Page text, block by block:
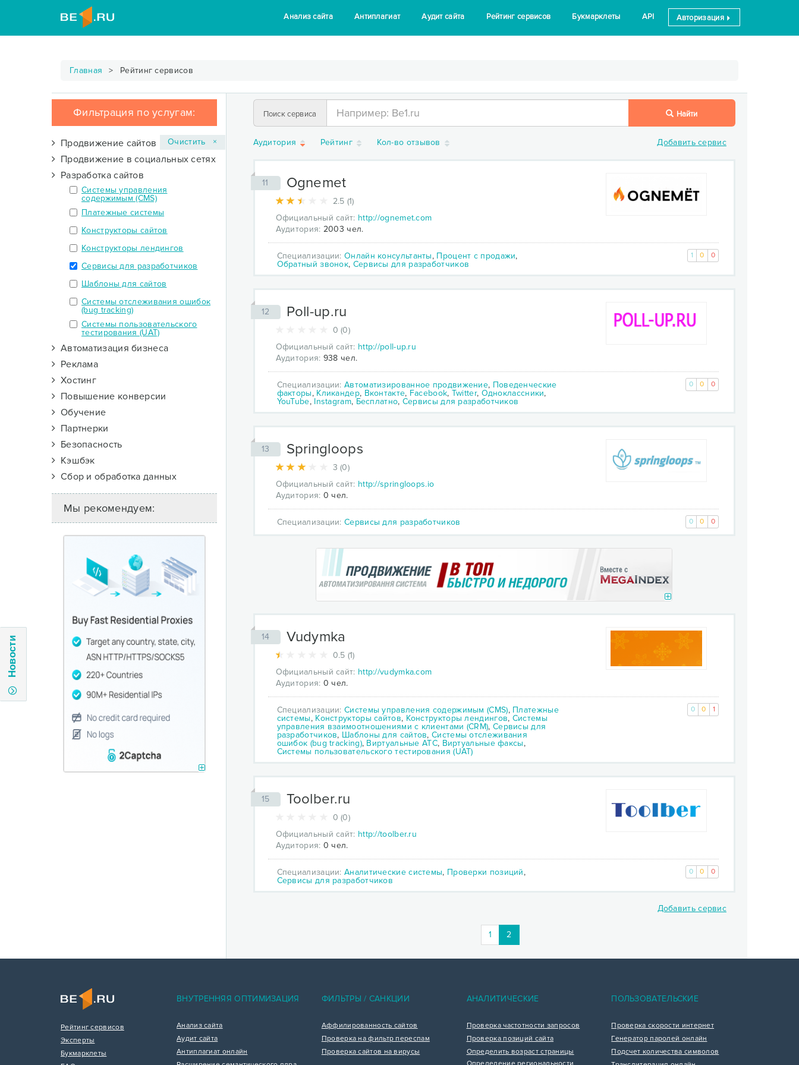
Анализ сайта Антиплагиат Аудит сайта Рейтинг сервисов Букмарклеты API Авторизация
Новости
Главная Рейтинг сервисов
Фильтрация по услугам:
Продвижение сайтов
Продвижение в социальных сетях
Разработка сайтов
Системы управления
содержимым (CMS)
Платежные системы
Конструкторы сайтов
Конструкторы лендингов
Сервисы для разработчиков
Шаблоны для сайтов
Системы отслеживания ошибок
(bug tracking)
Системы пользовательского
тестирования (UAT)
Автоматизация бизнеса
Реклама
Хостинг
Повышение конверсии
Обучение
Партнерки
Безопасность
Кэшбэк
Сбор и обработка данных
Очистить ×
Мы рекомендуем:
Поиск сервиса Найти
Аудитория Рейтинг Кол-во отзывов Добавить сервис
11 Ognemet
2.5 (1)
Официальный сайт: http://ognemet.com
Аудитория: 2003 чел.
Специализации:Онлайн консультанты, Процент с продажи,
Обратный звонок, Сервисы для разработчиков
1 0 0
12 Poll-up.ru
0 (0)
Официальный сайт: http://poll-up.ru
Аудитория: 938 чел.
Специализации:Автоматизированное продвижение, Поведенческие
факторы, Кликандер, Вконтакте, Facebook, Twitter, Одноклассники,
YouTube, Instagram, Бесплатно, Сервисы для разработчиков
0 0 0
13 Springloops
3 (0)
Официальный сайт: http://springloops.io
Аудитория: 0 чел.
Специализации:Сервисы для разработчиков 0 0 0
14 Vudymka
0.5 (1)
Официальный сайт: http://vudymka.com
Аудитория: 0 чел.
Специализации:Системы управления содержимым (CMS), Платежные
системы, Конструкторы сайтов, Конструкторы лендингов, Системы
управления взаимоотношениями с клиентами (CRM), Сервисы для
разработчиков, Шаблоны для сайтов,Системы отслеживания
ошибок (bug tracking), Виртуальные АТС, Виртуальные факсы,
Системы пользовательского тестирования (UAT)
0 0 1
15 Toolber.ru
0 (0)
Официальный сайт: http://toolber.ru
Аудитория: 0 чел.
Специализации:Аналитические системы, Проверки позиций,
Сервисы для разработчиков
0 0 0
Добавить сервис
1 2
Рейтинг сервисов
Эксперты
Букмарклеты
ВНУТРЕННЯЯ ОПТИМИЗАЦИЯ
Анализ сайта
Аудит сайта
Антиплагиат онлайн
ФИЛЬТРЫ / САНКЦИИ
Аффилированность сайтов
Проверка на фильтр переспам
Проверка сайтов на вирусы
АНАЛИТИЧЕСКИЕ
Проверка частотности запросов
Проверка позиций сайта
Определить возраст страницы
ПОЛЬЗОВАТЕЛЬСКИЕ
Проверка скорости интернет
Генератор паролей онлайн
Подсчет количества символов